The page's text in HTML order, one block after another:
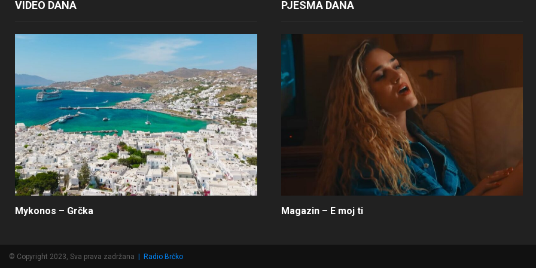
VIDEO DANA
Mykonos – Grčka
PJESMA DANA
Magazin – E moj ti
© Copyright 2023, Sva prava zadržana | Radio Brčko